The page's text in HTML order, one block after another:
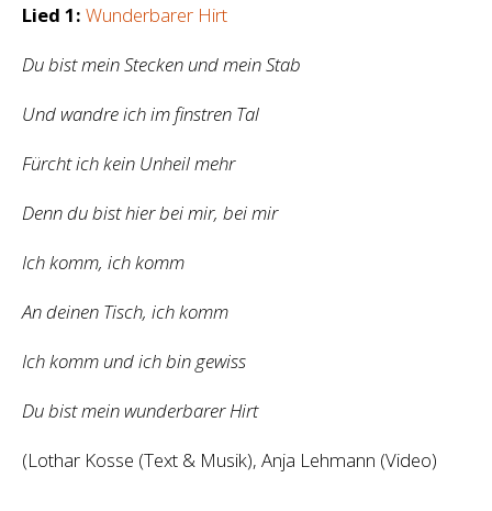
Lied 1: Wunderbarer Hirt
Du bist mein Stecken und mein Stab
Und wandre ich im finstren Tal
Fürcht ich kein Unheil mehr
Denn du bist hier bei mir, bei mir
Ich komm, ich komm
An deinen Tisch, ich komm
Ich komm und ich bin gewiss
Du bist mein wunderbarer Hirt
(Lothar Kosse (Text & Musik), Anja Lehmann (Video)